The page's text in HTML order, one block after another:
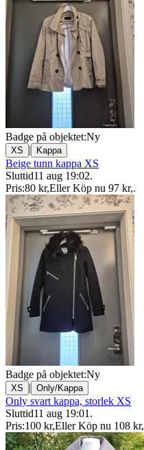
Badge på objektet:Ny
XS | Kappa
Beige tunn kappa XS
Sluttid11 aug 19:02.
Pris:80 kr,Eller Köp nu 97 kr,.
Badge på objektet:Ny
XS | Only/Kappa
Only svart kappa, storlek XS
Sluttid11 aug 19:01 .
Pris:100 kr,Eller Köp nu 108 kr,